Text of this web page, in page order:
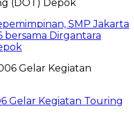
SMP Jakarta
bersama Dirgantara
Gelar Kegiatan Touring